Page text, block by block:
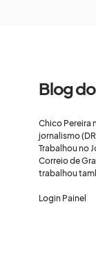
Blog
Chico Pereira
jornalismo
Trabalhou no
Correio de
trabalhou
Login Painel